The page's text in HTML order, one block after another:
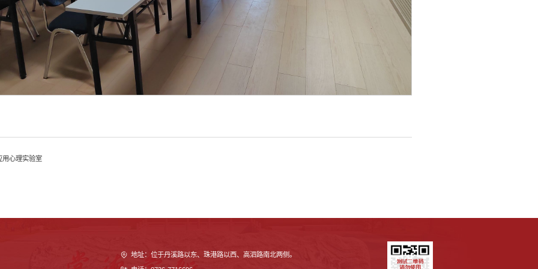
用心理实验室
地址：位于丹溪路以东、珠港路以西、高泗路南北两侧。